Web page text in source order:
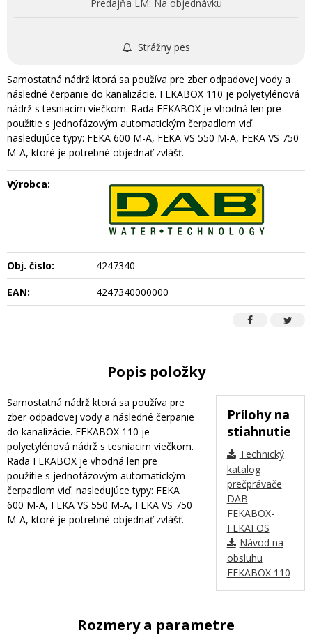
Predajňa LM: Na objednávku
Strážny pes
Samostatná nádrž ktorá sa používa pre zber odpadovej vody a
následné čerpanie do kanalizácie. FEKABOX 110 je polyetylénová
nádrž s tesniacim viečkom. Rada FEKABOX je vhodná len pre
použitie s jednofázovým automatickým čerpadlom viď.
nasledujúce typy: FEKA 600 M-A, FEKA VS 550 M-A, FEKA VS 750
M-A, ktoré je potrebné objednať zvlášť.
Výrobca:
Obj. čislo:
4247340
EAN:
4247340000000
Popis položky
Prílohy na
stiahnutie
Technický
katalog
prečprávače
DAB
FEKABOX-
FEKAFOS
Návod na
obsluhu
FEKABOX 110
Samostatná nádrž ktorá sa používa pre
zber odpadovej vody a následné čerpanie
do kanalizácie. FEKABOX 110 je
polyetylénová nádrž s tesniacim viečkom.
Rada FEKABOX je vhodná len pre
použitie s jednofázovým automatickým
čerpadlom viď. nasledujúce typy: FEKA
600 M-A, FEKA VS 550 M-A, FEKA VS 750
M-A, ktoré je potrebné objednať zvlášť.
Rozmery a parametre